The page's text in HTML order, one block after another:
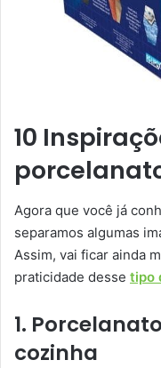
10
Agora que você já
separamos algumas
Assim, vai ficar ainda
praticidade desse tipo
1.
cozinha